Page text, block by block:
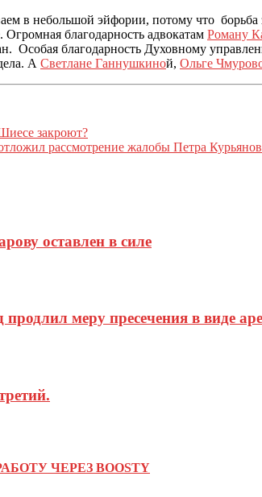
в небольшой эйфории, потому что борьба
благодарность адвокатам Роману
Особая благодарность Духовному
А Светлане Ганнушкиной, Ольге
закроют?
рассмотрение жалобы Петра
оставлен в силе
меру пресечения в виде
ЧЕРЕЗ BOOSTY